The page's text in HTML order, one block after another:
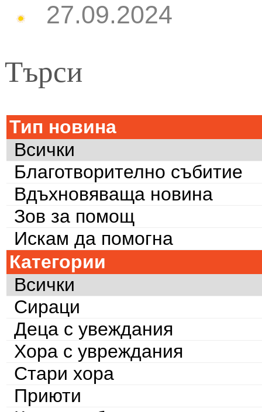
27.09.2024
Търси
Тип новина
Всички
Благотворително събитие
Вдъхновяваща новина
Зов за помощ
Искам да помогна
Категории
Всички
Сираци
Деца с увеждания
Хора с увреждания
Стари хора
Приюти